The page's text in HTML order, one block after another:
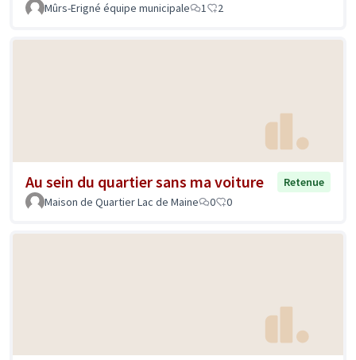
Mûrs-Erigné équipe municipale 1 2
Au sein du quartier sans ma voiture
Retenue
Maison de Quartier Lac de Maine
0 0